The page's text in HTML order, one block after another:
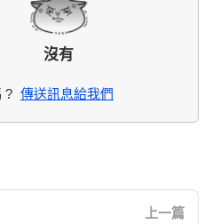
沒有
? 傳送訊息給我們
上一篇